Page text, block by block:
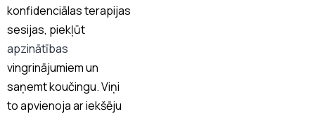
konfidenciālas terapijas
sesijas, piekļūt
apzinātības
vingrinājumiem un
saņemt koučingu. Viņi
to apvienoja ar iekšēju